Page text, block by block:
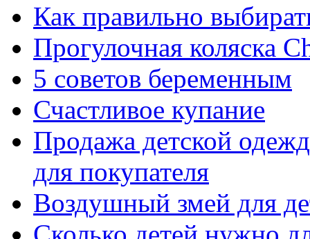
Как правильно
Прогулочная коляска
5 советов беременным
Счастливое купание
Продажа детской
для покупателя
Воздушный змей для